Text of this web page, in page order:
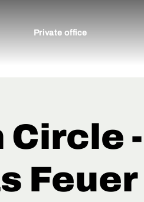
Private office
Circle